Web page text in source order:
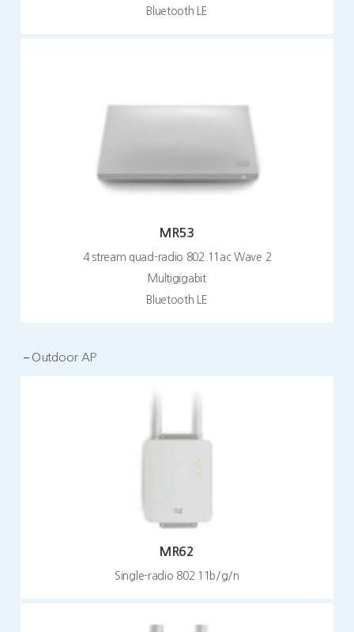
Bluetooth LE
MR53
4 stream quad-radio 802.11ac Wave 2
Multigigabit
Bluetooth LE
Outdoor AP
MR62
Single-radio 802.11b/g/n